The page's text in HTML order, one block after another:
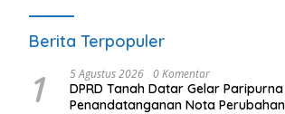
Berita Terpopuler
1 5 Agustus 2026 0 Komentar
DPRD Tanah Datar Gelar Paripurna
Penandatanganan Nota Perubahan